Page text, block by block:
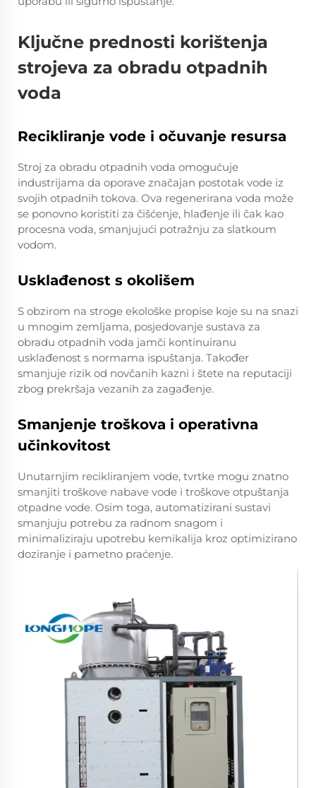
Ključne prednosti korištenja
strojeva za obradu otpadnih
voda
Recikliranje vode i očuvanje resursa
Stroj za obradu otpadnih voda omogućuje
industrijama da oporave značajan postotak vode iz
svojih otpadnih tokova. Ova regenerirana voda može
se ponovno koristiti za čišćenje, hlađenje ili čak kao
procesna voda, smanjujući potražnju za slatkoum
vodom.
Usklađenost s okolišem
S obzirom na stroge ekološke propise koje su na snazi
u mnogim zemljama, posjedovanje sustava za
obradu otpadnih voda jamči kontinuiranu
usklađenost s normama ispuštanja. Također
smanjuje rizik od novčanih kazni i štete na reputaciji
zbog prekršaja vezanih za zagađenje.
Smanjenje troškova i operativna
učinkovitost
Unutarnjim recikliranjem vode, tvrtke mogu znatno
smanjiti troškove nabave vode i troškove otpuštanja
otpadne vode. Osim toga, automatizirani sustavi
smanjuju potrebu za radnom snagom i
minimaliziraju upotrebu kemikalija kroz optimizirano
doziranje i pametno praćenje.